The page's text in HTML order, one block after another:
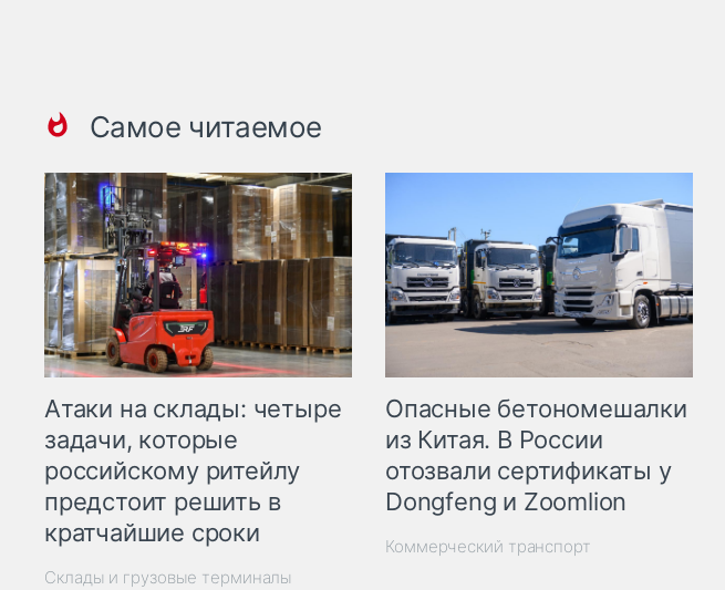
Самое читаемое
Атаки на склады: четыре
задачи, которые
российскому ритейлу
предстоит решить в
кратчайшие сроки
Склады и грузовые терминалы
Опасные бетономешалки
из Китая. В России
отозвали сертификаты у
Dongfeng и Zoomlion
Коммерческий транспорт